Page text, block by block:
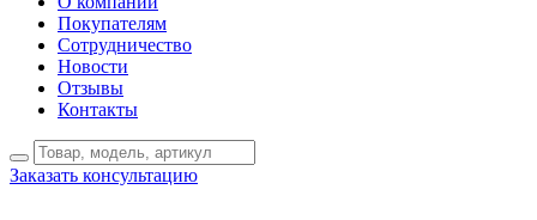
Покупателям
Сотрудничество
Новости
Отзывы
Контакты
Заказать консультацию